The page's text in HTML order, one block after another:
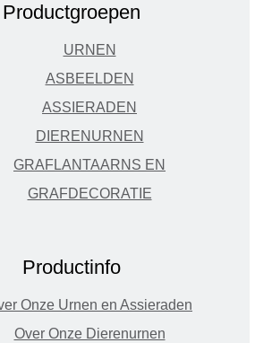
Productgroepen
URNEN
ASBEELDEN
ASSIERADEN
DIERENURNEN
GRAFLANTAARNS EN
GRAFDECORATIE
Productinfo
Onze Urnen en Assieraden
Over Onze Dierenurnen